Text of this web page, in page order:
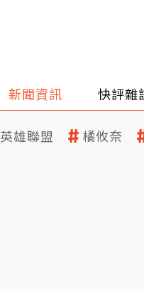
新聞資訊 快評雜
英雄聯盟 橘攸奈